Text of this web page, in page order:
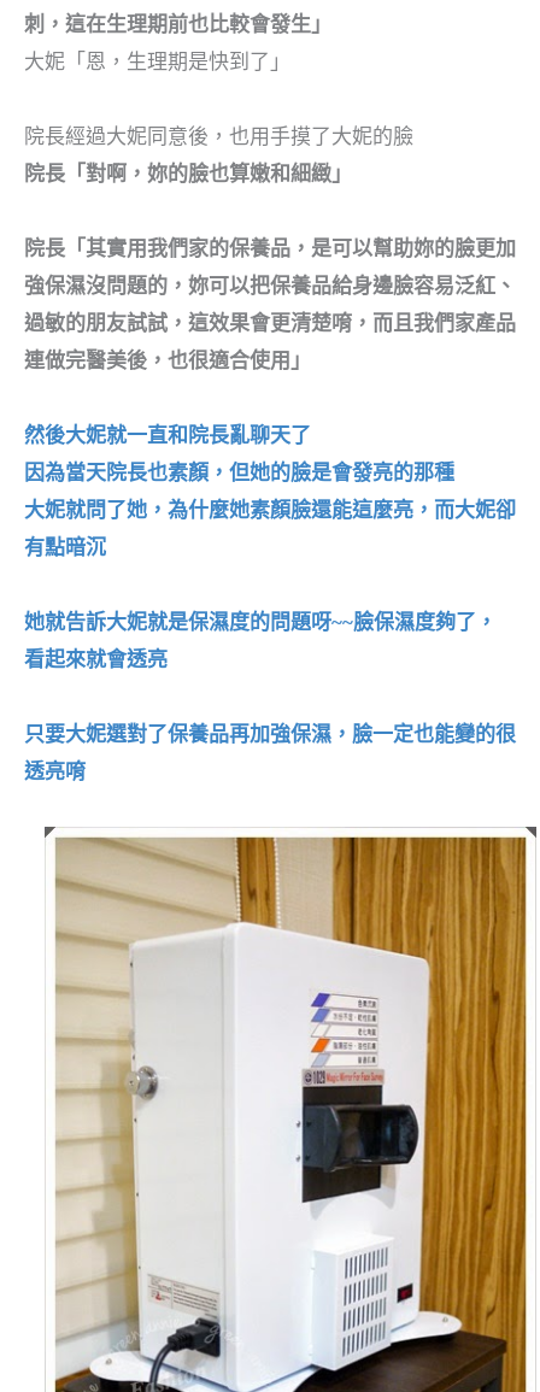
刺，這在生理期前也比較會發生」
大妮「恩，生理期是快到了」
院長經過大妮同意後，也用手摸了大妮的臉
院長「對啊，妳的臉也算嫩和細緻」
院長「其實用我們家的保養品，是可以幫助妳的臉更加
強保濕沒問題的，妳可以把保養品給身邊臉容易泛紅、
過敏的朋友試試，這效果會更清楚唷，而且我們家產品
連做完醫美後，也很適合使用」
然後大妮就一直和院長亂聊天了
因為當天院長也素顏，但她的臉是會發亮的那種
大妮就問了她，為什麼她素顏臉還能這麼亮，而大妮卻
有點暗沉
她就告訴大妮就是保濕度的問題呀~~臉保濕度夠了，
看起來就會透亮
只要大妮選對了保養品再加強保濕，臉一定也能變的很
透亮唷